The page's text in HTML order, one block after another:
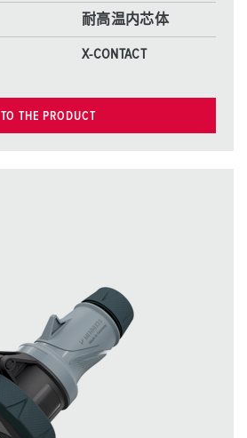
耐高温内芯体
X-CONTACT
TO THE PRODUCT